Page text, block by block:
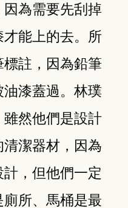
為需要先刮掉
能上的去。所
標註，因為鉛筆
漆蓋過。林璞
然他們是設計
潔器材，因為
，但他們一定
所、馬桶是最